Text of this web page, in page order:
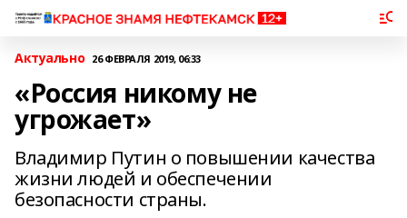
Актуально 26 ФЕВРАЛЯ 2019, 06:33
«Россия никому не
угрожает»
Владимир Путин о повышении качества
жизни людей и обеспечении
безопасности страны.